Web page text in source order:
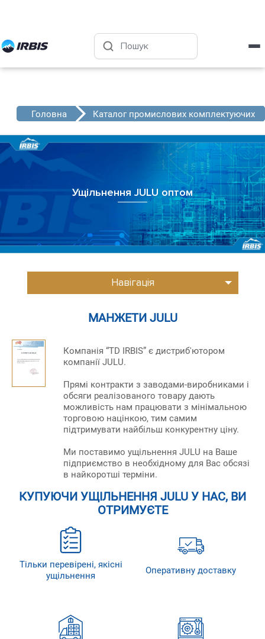
Головна Каталог промислових комплектуючих
Ущільнення JULU оптом
Навігація
МАНЖЕТИ JULU
Компанія “TD IRBIS” є дистриб'ютором
компанії JULU.
Прямі контракти з заводами-виробниками і
обсяги реалізованого товару дають
можливість нам працювати з мінімальною
торговою націнкою, тим самим
підтримувати найбільш конкурентну ціну.
Ми поставимо ущільнення JULU на Ваше
підприємство в необхідному для Вас обсязі
в найкоротші терміни.
КУПУЮЧИ УЩІЛЬНЕННЯ JULU У НАС, ВИ
ОТРИМУЄТЕ
Тільки перевірені, якісні
ущільнення
Оперативну доставку